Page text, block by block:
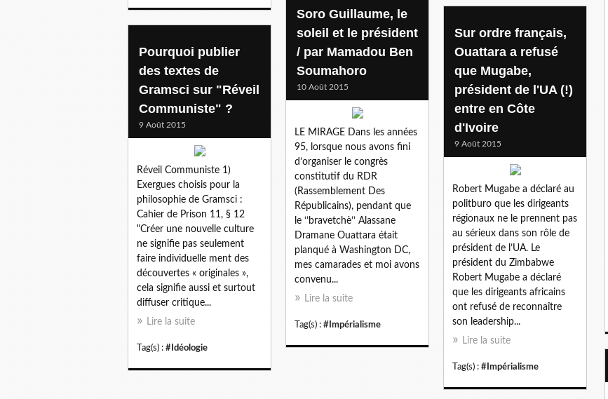
Soro Guillaume, le
soleil et le président
/ par Mamadou Ben
Soumahoro
10 Août 2015
LE MIRAGE Dans les années
95, lorsque nous avons fini
d’organiser le congrès
constitutif du RDR
(Rassemblement Des
Républicains), pendant que
le ‘’bravetchè’’ Alassane
Dramane Ouattara était
planqué à Washington DC,
mes camarades et moi avons
convenu...
Lire la suite
Tag(s) : #Impérialisme
Sur ordre français,
Ouattara a refusé
que Mugabe,
président de l'UA (!)
entre en Côte
d'Ivoire
9 Août 2015
Robert Mugabe a déclaré au
politburo que les dirigeants
régionaux ne le prennent pas
au sérieux dans son rôle de
président de l’UA. Le
président du Zimbabwe
Robert Mugabe a déclaré
que les dirigeants africains
ont refusé de reconnaître
son leadership...
Lire la suite
Tag(s) : #Impérialisme
Pourquoi publier
des textes de
Gramsci sur "Réveil
Communiste" ?
9 Août 2015
Réveil Communiste 1)
Exergues choisis pour la
philosophie de Gramsci :
Cahier de Prison 11, § 12
"Créer une nouvelle culture
ne signifie pas seulement
faire individuelle ment des
découvertes « originales »,
cela signifie aussi et surtout
diffuser critique...
Lire la suite
Tag(s) : #Idéologie